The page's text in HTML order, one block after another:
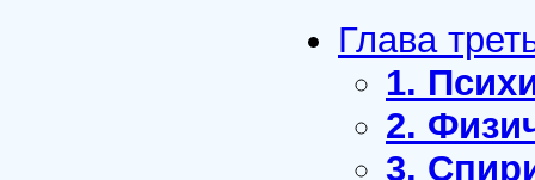
Глава
1.
2.
3.